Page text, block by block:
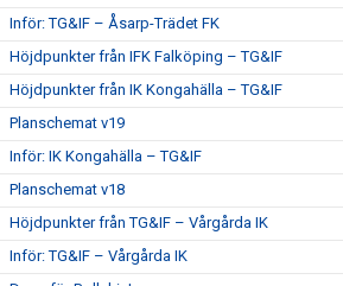
Inför: TG&IF – Åsarp-Trädet FK
Höjdpunkter från IFK Falköping – TG&IF
Höjdpunkter från IK Kongahälla – TG&IF
Planschemat v19
Inför: IK Kongahälla – TG&IF
Planschemat v18
Höjdpunkter från TG&IF – Vårgårda IK
Inför: TG&IF – Vårgårda IK